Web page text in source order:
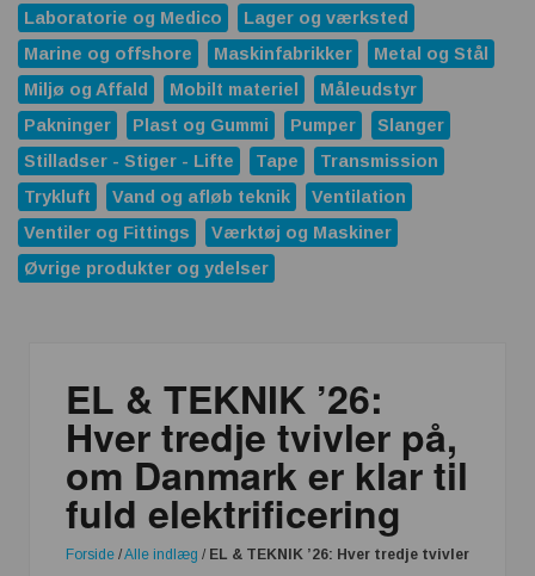
Laboratorie og Medico
Lager og værksted
Marine og offshore
Maskinfabrikker
Metal og Stål
Miljø og Affald
Mobilt materiel
Måleudstyr
Pakninger
Plast og Gummi Pumper
Slanger
Stilladser - Stiger - Lifte
Tape
Transmission
Trykluft
Vand og afløb teknik
Ventilation
Ventiler og Fittings
Værktøj og Maskiner
Øvrige produkter og ydelser
EL & TEKNIK ’26:
Hver tredje tvivler på,
om Danmark er klar til
fuld elektrificering
Forside /Alle indlæg / EL & TEKNIK ’26: Hver tredje tvivler